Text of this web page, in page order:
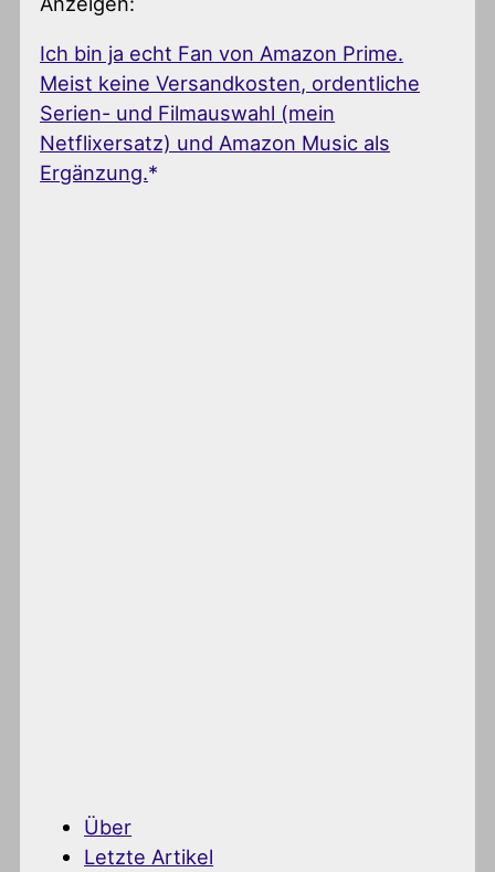
Ich bin ja echt Fan von Amazon Prime.
Meist keine Versandkosten, ordentliche
Serien- und Filmauswahl (mein
Netflixersatz) und Amazon Music als
Ergänzung.
Über
Letzte Artikel